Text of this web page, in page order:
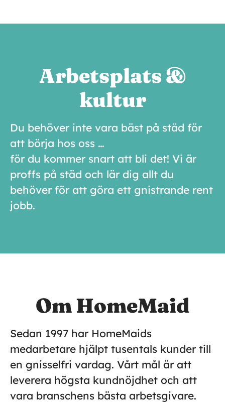
Arbetsplats &
kultur
Du behöver inte vara bäst på städ för
att börja hos oss …
för du kommer snart att bli det! Vi är
proffs på städ och lär dig allt du
behöver för att göra ett gnistrande rent
jobb.
Om HomeMaid
Sedan 1997 har HomeMaids
medarbetare hjälpt tusentals kunder till
en gnisselfri vardag. Vårt mål är att
leverera högsta kundnöjdhet och att
vara branschens bästa arbetsgivare.